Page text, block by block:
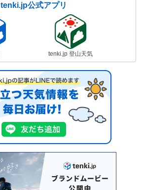
tenki.jp公式アプリ
tenki.jp 登山天気